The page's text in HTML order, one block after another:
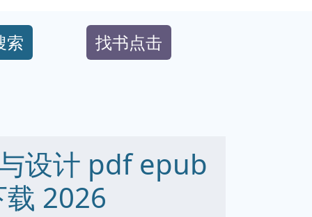
索 找书点击
设计 pdf epub
2026